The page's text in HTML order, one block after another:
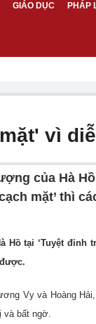
GIÁO DỤC PHÁP
vì
của Hà
mặt’ thì
Hồ tại ‘Tuyệt
Vy và Hoàng
và bất ngờ.